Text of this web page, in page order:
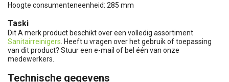
Hoogte consumenteneenheid: 285 mm
Taski
Dit A merk product beschikt over een volledig assortiment
Sanitairreinigers . Heeft u vragen over het gebruik of toepassing
van dit product? Stuur een e-mail of bel één van onze
medewerkers.
Technische gegevens